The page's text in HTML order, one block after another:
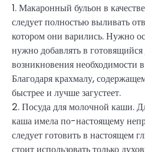
1. Макаронный бульон в
следует полностью выливать
котором они варились. Нужно
нужно добавлять в
возникновения необходимости
Благодаря крахмалу,
быстрее и лучше загустеет.
2. Посуда для молочной каши.
каша имела по-настоящему
следует готовить в настоящем
стоит использовать только